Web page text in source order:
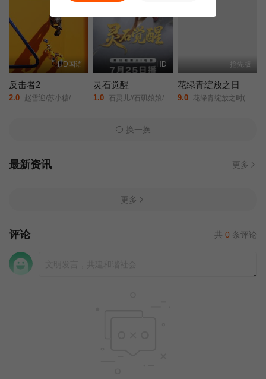
HD国语
反击者2
2.0 赵雪迎/苏小糖/
HD
灵石觉醒
1.0 石灵儿//石矶娘娘/太白金星/牛魔王/
抢先版
花绿青绽放之日
9.0 花绿青绽放之时(港/台)/新的黎明/A New Dawn/Une aube nouvelle/
换一换
最新资讯 更多
更多
评论 共 0 条评论